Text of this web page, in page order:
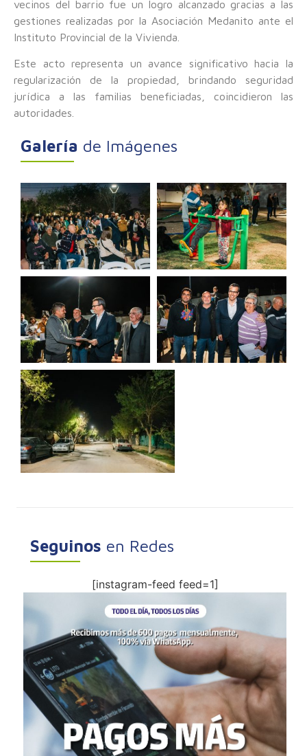
vecinos del barrio fue un logro alcanzado gracias a las
gestiones realizadas por la Asociación Medanito ante el
Instituto Provincial de la Vivienda.
Este acto representa un avance significativo hacia la
regularización de la propiedad, brindando seguridad
jurídica a las familias beneficiadas, coincidieron las
autoridades.
Galería de Imágenes
Seguinos en Redes
[instagram-feed feed=1]